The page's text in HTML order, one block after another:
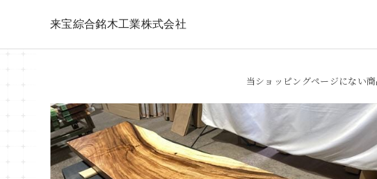
来宝綜合銘木工業株式会社
当ショッピングページにない